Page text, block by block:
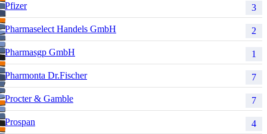
Pfizer 3
Pharmaselect Handels GmbH 2
Pharmasgp GmbH 1
Pharmonta Dr.Fischer 7
Procter & Gamble 7
Prospan 4